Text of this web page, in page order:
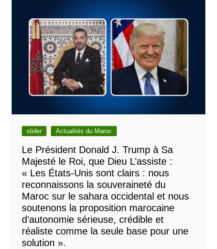
slider Actualités du Maroc
Le Président Donald J. Trump à Sa
Majesté le Roi, que Dieu L’assiste :
« Les États-Unis sont clairs : nous
reconnaissons la souveraineté du
Maroc sur le sahara occidental et nous
soutenons la proposition marocaine
d’autonomie sérieuse, crédible et
réaliste comme la seule base pour une
solution ».